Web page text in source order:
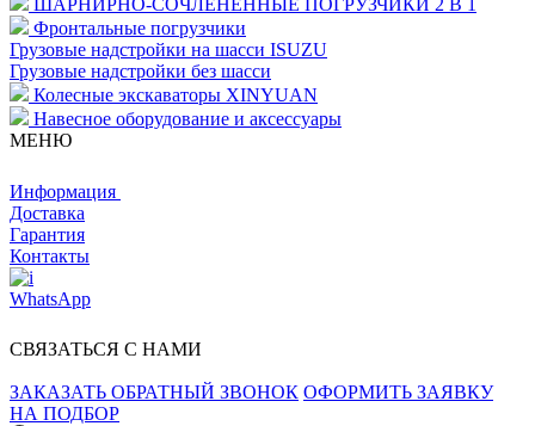
Фронтальные погрузчики
Грузовые надстройки на шасси ISUZU
Грузовые надстройки без шасси
Колесные экскаваторы XINYUAN
Навесное оборудование и аксессуары
МЕНЮ
Информация
Доставка
Гарантия
Контакты
WhatsApp
СВЯЗАТЬСЯ С НАМИ
ЗАКАЗАТЬ ОБРАТНЫЙ ЗВОНОК ОФОРМИТЬ ЗАЯВКУ
НА ПОДБОР